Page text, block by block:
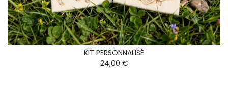
KIT PERSONNALISÉ
24,00 €